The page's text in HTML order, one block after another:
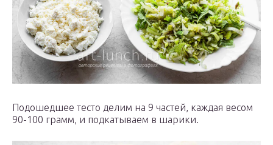
Подошедшее тесто делим на 9 частей, каждая весом
90-100 грамм, и подкатываем в шарики.